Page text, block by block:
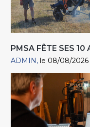
PMSA FÊTE SES
ADMIN le 08/08/2026